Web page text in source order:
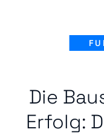
Die
Erfolg: